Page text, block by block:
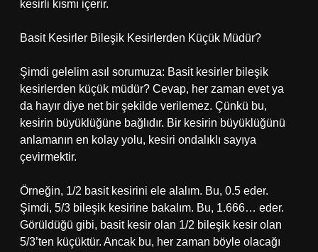
kesirli kısmı içerir.
Basit Kesirler Bileşik Kesirlerden Küçük Müdür?
Şimdi gelelim asıl sorumuza: Basit kesirler bileşik
kesirlerden küçük müdür? Cevap, her zaman evet ya
da hayır diye net bir şekilde verilemez. Çünkü bu,
kesirin büyüklüğüne bağlıdır. Bir kesirin büyüklüğünü
anlamanın en kolay yolu, kesiri ondalıklı sayıya
çevirmektir.
Örneğin, 1/2 basit kesirini ele alalım. Bu, 0.5 eder.
Şimdi, 5/3 bileşik kesirine bakalım. Bu, 1.666… eder.
Görüldüğü gibi, basit kesir olan 1/2 bileşik kesir olan
5/3’ten küçüktür. Ancak bu, her zaman böyle olacağı